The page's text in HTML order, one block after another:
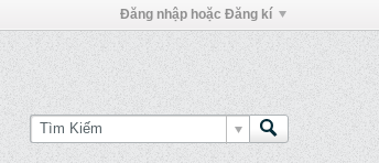
Đăng nhập hoặc Đăng kí